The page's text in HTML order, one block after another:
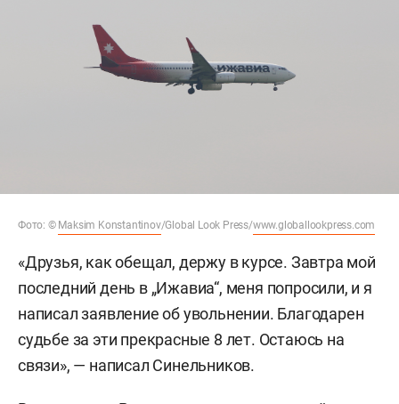
Фото: © Maksim Konstantinov/Global Look Press/www.globallookpress.com
«Друзья, как обещал, держу в курсе. Завтра мой
последний день в „Ижавиа“, меня попросили, и я
написал заявление об увольнении. Благодарен
судьбе за эти прекрасные 8 лет. Остаюсь на
связи», — написал Синельников.